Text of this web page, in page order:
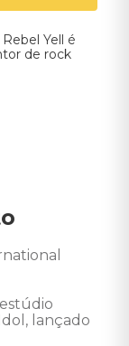
Yell é
de rock
lançado